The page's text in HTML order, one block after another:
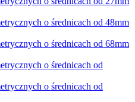
o średnicach od 48mm
o średnicach od 68mm
o średnicach od
o średnicach od